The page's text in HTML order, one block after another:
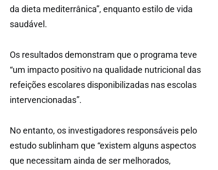
da dieta mediterrânica”, enquanto estilo de vida
saudável.
Os resultados demonstram que o programa teve
“um impacto positivo na qualidade nutricional das
refeições escolares disponibilizadas nas escolas
intervencionadas”.
No entanto, os investigadores responsáveis pelo
estudo sublinham que “existem alguns aspectos
que necessitam ainda de ser melhorados,